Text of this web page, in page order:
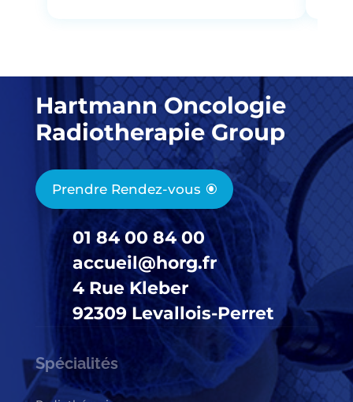
Hartmann Oncologie
Radiotherapie Group
Prendre Rendez-vous
01 84 00 84 00
accueil@horg.fr
4 Rue Kleber
92309 Levallois-Perret
Spécialités